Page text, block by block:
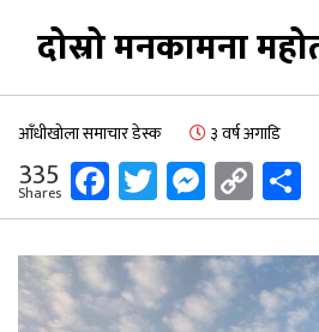
दोस्रो मनकामना
आँधीखोला समाचार डेस्क ३ वर्ष अगाडि
335
Shares Facebook
TwitterCopy
Link